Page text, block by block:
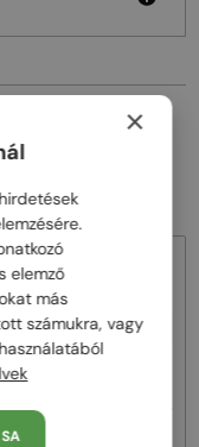
×
elemző
más
számukra, vagy